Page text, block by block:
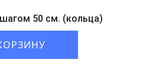
50 см. (кольца)